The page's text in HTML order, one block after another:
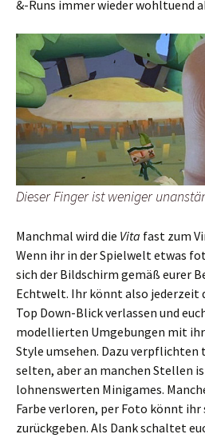
&-Runs immer wieder wohltuend
Dieser Finger ist weniger
Manchmal wird die Vita fast zum
Wenn ihr in der Spielwelt etwas
sich der Bildschirm gemäß eurer
Echtwelt. Ihr könnt also jederzeit
Top Down-Blick verlassen und
modellierten Umgebungen mit
Style umsehen. Dazu verpflichten
selten, aber an manchen Stellen
lohnenswerten Minigames.
Farbe verloren, per Foto könnt ihr
zurückgeben. Als Dank schaltet